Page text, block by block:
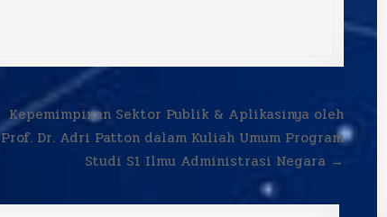
Kepemimpinan Sektor Publik & Aplikasinya oleh
Prof. Dr. Adri Patton dalam Kuliah Umum Program
Studi S1 Ilmu Administrasi Negara →